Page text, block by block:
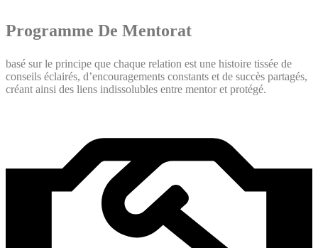
Programme De Mentorat
basé sur le principe que chaque relation est une histoire tissée de
conseils éclairés, d’encouragements constants et de succès partagés,
créant ainsi des liens indissolubles entre mentor et protégé.